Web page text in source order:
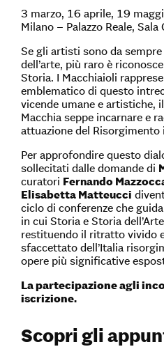
3 marzo, 16 aprile, 19
Milano – Palazzo Reale, Sala
Se gli artisti sono da
dell’arte, più raro è
Storia. I Macchiaioli
emblematico di questo
vicende umane e artistiche,
Macchia seppe incarnare e
attuazione del Risorgimento
Per approfondire questo
sollecitati dalle domande di
curatori Fernando
Elisabetta Matteucci
ciclo di conferenze che
in cui Storia e Storia
restituendo il ritratto vivido
sfaccettato dell’Italia
opere più significative
La partecipazione agli
iscrizione.
Scopri gli